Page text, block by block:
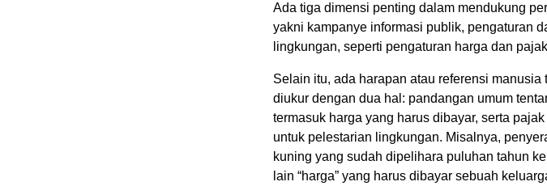
Ada tiga dimensi penting dalam mendukung
yakni kampanye informasi publik, pengaturan
lingkungan, seperti pengaturan harga dan
Selain itu, ada harapan atau referensi
diukur dengan dua hal: pandangan umum
termasuk harga yang harus dibayar, serta
untuk pelestarian lingkungan. Misalnya,
kuning yang sudah dipelihara puluhan tahun
lain “harga” yang harus dibayar sebuah